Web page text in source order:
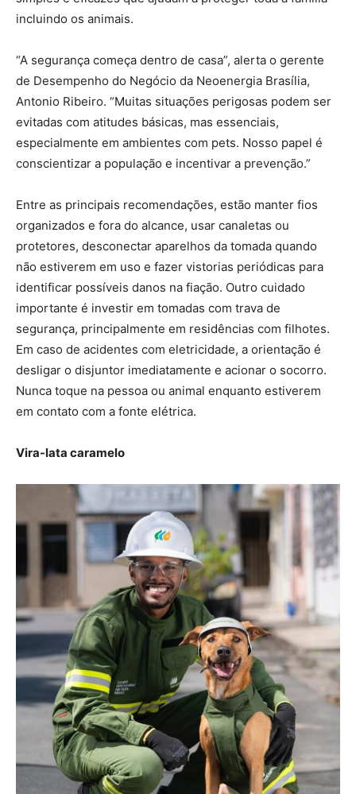
incluindo os animais.
“A segurança começa dentro de casa”, alerta o gerente
de Desempenho do Negócio da Neoenergia Brasília,
Antonio Ribeiro. “Muitas situações perigosas podem ser
evitadas com atitudes básicas, mas essenciais,
especialmente em ambientes com pets. Nosso papel é
conscientizar a população e incentivar a prevenção.”
Entre as principais recomendações, estão manter fios
organizados e fora do alcance, usar canaletas ou
protetores, desconectar aparelhos da tomada quando
não estiverem em uso e fazer vistorias periódicas para
identificar possíveis danos na fiação. Outro cuidado
importante é investir em tomadas com trava de
segurança, principalmente em residências com filhotes.
Em caso de acidentes com eletricidade, a orientação é
desligar o disjuntor imediatamente e acionar o socorro.
Nunca toque na pessoa ou animal enquanto estiverem
em contato com a fonte elétrica.
Vira-lata caramelo